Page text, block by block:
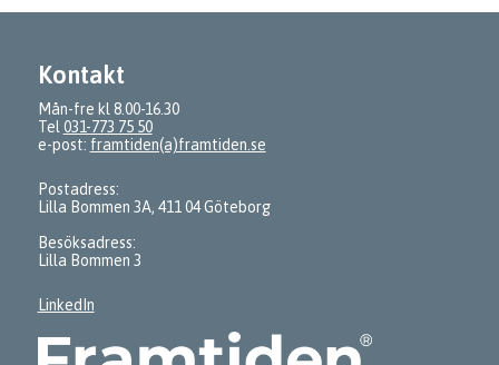
Kontakt
Mån-fre kl 8.00-16.30
Tel 031-773 75 50
e-post: framtiden(a)framtiden.se
Postadress:
Lilla Bommen 3A, 411 04 Göteborg
Besöksadress:
Lilla Bommen 3
LinkedIn